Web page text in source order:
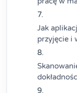
Jak
przyjęcie i